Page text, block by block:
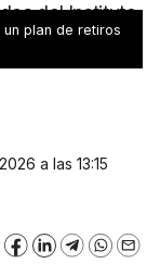
del Instituto
detalles.
plan de retiros
a las 13:15
Facebook
LinkedInTelegram